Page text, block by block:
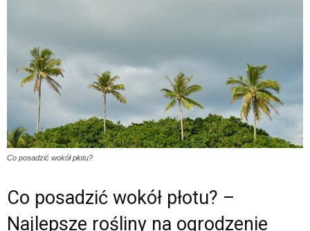
Co posadzić wokół płotu?
Co posadzić wokół płotu? –
Najlepsze rośliny na ogrodzenie